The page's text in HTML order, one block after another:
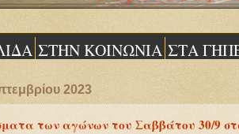
ΣΤΗΝ ΚΟΙΝΩΝΙΑ ΣΤΑ
2023
των αγώνων του Σαββάτου 30/9